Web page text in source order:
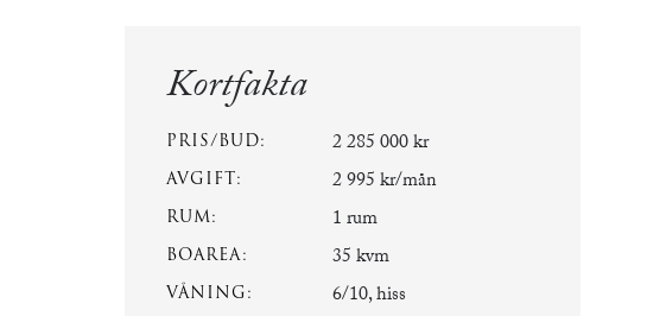
Kortfakta
PRIS/BUD: 2 285 000 kr
AVGIFT: 2 995 kr/mån
RUM: 1 rum
BOAREA: 35 kvm
VÅNING: 6/10, hiss